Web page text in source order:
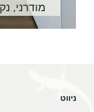
מודרני,
ניווט